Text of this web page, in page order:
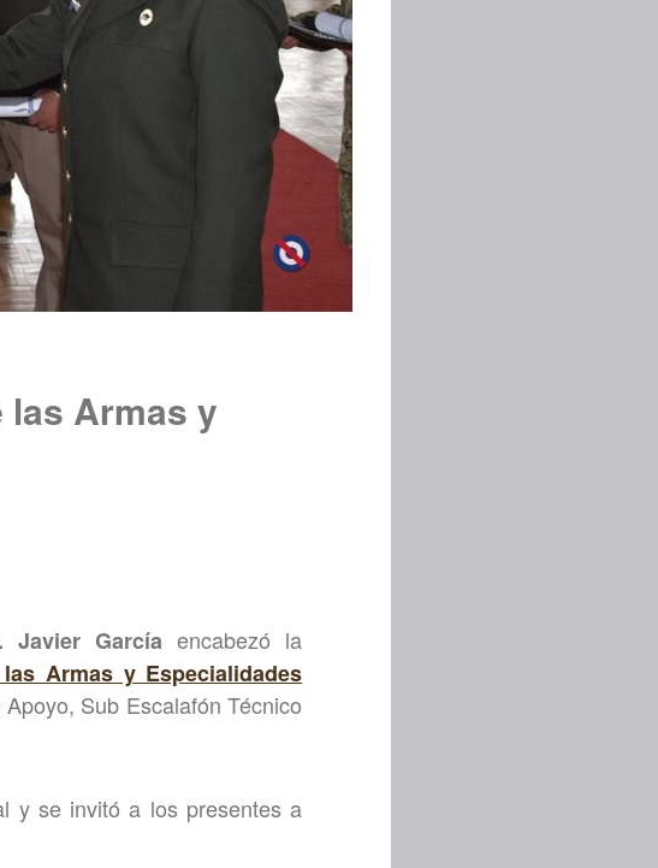
las Armas y
Javier García encabezó la
Armas y Especialidades
Sub Escalafón Técnico
y se invitó a los presentes a